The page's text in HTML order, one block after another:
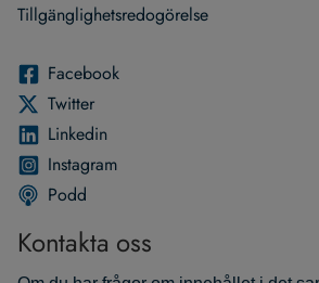
Till­gäng­lig­hets­re­do­gö­relse
Face­book
Twit­ter
Lin­ke­din
Instagram
Podd
Kontakta oss